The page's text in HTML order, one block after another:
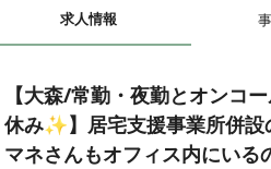
求人情報
【大森/常勤・夜勤とオンコ
休み✨】居宅支援事業所併
マネさんもオフィス内にい